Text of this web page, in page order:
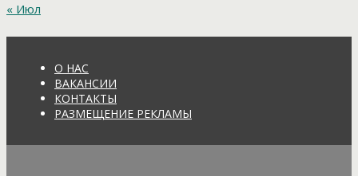
« Июл
О НАС
ВАКАНСИИ
КОНТАКТЫ
РАЗМЕЩЕНИЕ РЕКЛАМЫ